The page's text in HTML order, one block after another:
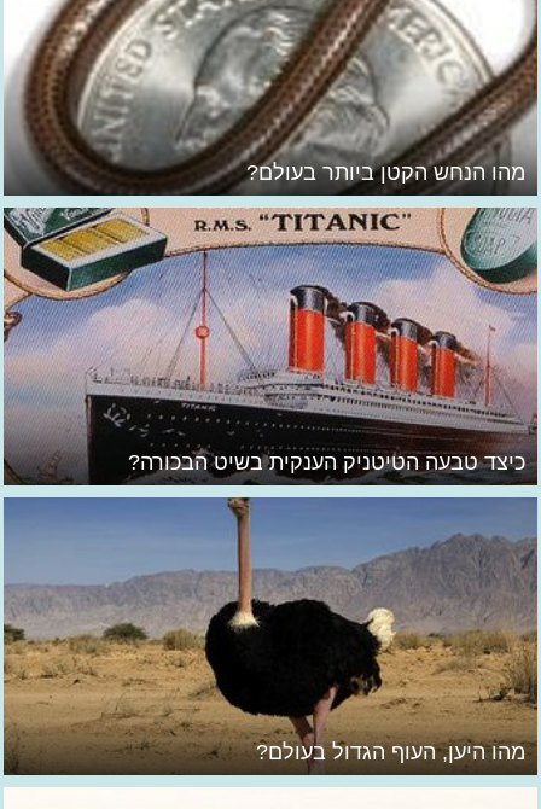
מהו הנחש הקטן ביותר בעולם?
כיצד טבעה הטיטניק הענקית בשיט הבכורה?
מהו היען, העוף הגדול בעולם?